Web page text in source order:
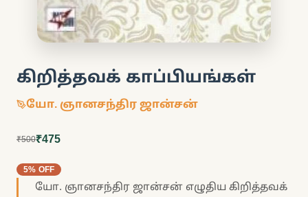
கிறித்தவக் காப்பியங்கள்
யோ. ஞானசந்திர ஜான்சன்
₹500₹475
5% OFF
யோ. ஞானசந்திர ஜான்சன் எழுதிய கிறித்தவக்